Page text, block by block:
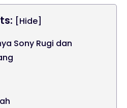
[Hide]
Sony Rugi dan